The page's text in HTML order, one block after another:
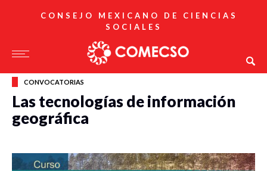
CONSEJO MEXICANO DE CIENCIAS
SOCIALES
CONVOCATORIAS
Las tecnologías de información
geográfica